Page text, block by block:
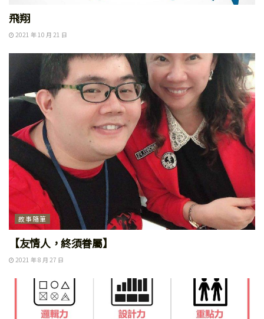
飛翔
2021 年 10 月 21 日
故事隨筆
【友情人，終須眷屬】
2021 年 8 月 27 日